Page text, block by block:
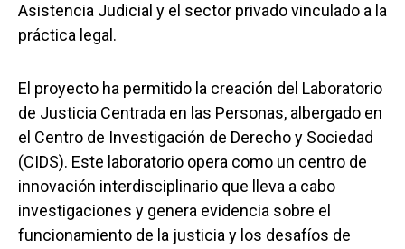
Asistencia Judicial y el sector privado vinculado a la
práctica legal.
El proyecto ha permitido la creación del Laboratorio
de Justicia Centrada en las Personas, albergado en
el Centro de Investigación de Derecho y Sociedad
(CIDS). Este laboratorio opera como un centro de
innovación interdisciplinario que lleva a cabo
investigaciones y genera evidencia sobre el
funcionamiento de la justicia y los desafíos de